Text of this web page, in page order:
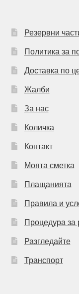
Резервни
Политика за
Доставка по
Жалби
За нас
Количка
Контакт
Моята сметка
Плащанията
Правила и
Процедура за
Разгледайте
Транспорт